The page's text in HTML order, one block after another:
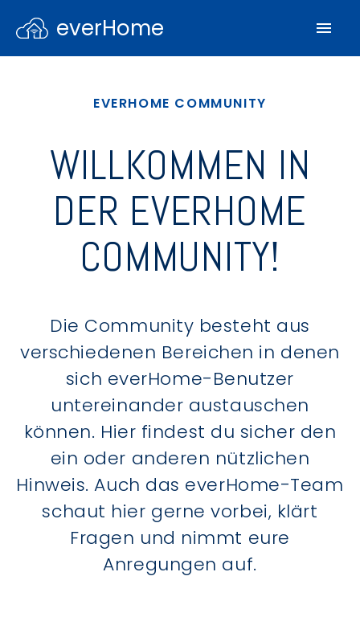
everHome
EVERHOME COMMUNITY
WILLKOMMEN IN
DER EVERHOME
COMMUNITY!
Die Community besteht aus
verschiedenen Bereichen in denen
sich everHome-Benutzer
untereinander austauschen
können. Hier findest du sicher den
ein oder anderen nützlichen
Hinweis. Auch das everHome-Team
schaut hier gerne vorbei, klärt
Fragen und nimmt eure
Anregungen auf.